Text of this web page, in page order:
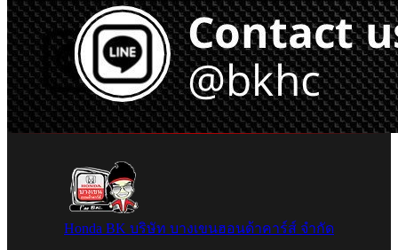
Honda BK บริษัท บางเขนฮอนด้าคาร์ส์ จำกัด